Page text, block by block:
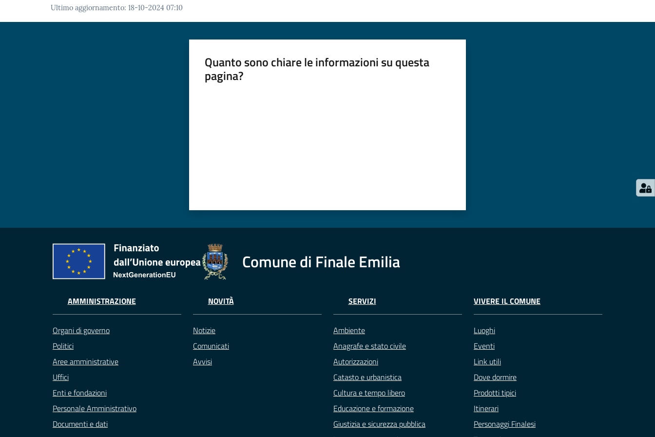
Ultimo aggiornamento: 18-10-2024 07:10
Quanto sono chiare le informazioni su questa
pagina?
Comune di Finale Emilia
AMMINISTRAZIONE
Organi di governo
Politici
Aree amministrative
Uffici
Enti e fondazioni
Personale Amministrativo
Documenti e dati
NOVITÀ
Notizie
Comunicati
Avvisi
SERVIZI
Ambiente
Anagrafe e stato civile
Autorizzazioni
Catasto e urbanistica
Cultura e tempo libero
Educazione e formazione
Giustizia e sicurezza pubblica
VIVERE IL COMUNE
Luoghi
Eventi
Link utili
Dove dormire
Prodotti tipici
Itinerari
Personaggi Finalesi